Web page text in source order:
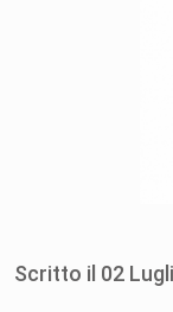
Scritto il 02